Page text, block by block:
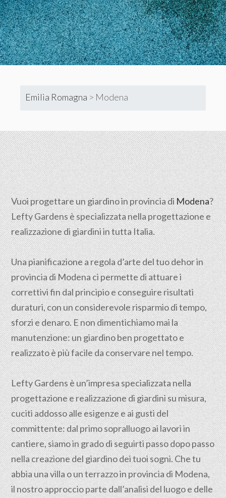
Emilia Romagna > Modena
Vuoi progettare un giardino in provincia diModena?
Lefty Gardens è specializzata nella progettazione e
realizzazione di giardini in tutta Italia.
Una pianificazione a regola d’arte del tuo dehor in
provincia diModenaci permette di attuare i
correttivi fin dal principio e conseguire risultati
duraturi, con un considerevole risparmio di tempo,
sforzi e denaro. E non dimentichiamo mai la
manutenzione: un giardino ben progettato e
realizzato è più facile da conservare nel tempo.
Lefty Gardens è un’impresa specializzata nella
progettazionee realizzazione di giardini su misura,
cuciti addosso alle esigenze e ai gusti del
committente: dal primo sopralluogo ai lavori in
cantiere, siamo in grado di seguirti passo dopo passo
nella creazione del giardino dei tuoi sogni. Che tu
abbia una villa o un terrazzo in provincia di Modena,
il nostro approccio parte dall’analisi del luogo e delle